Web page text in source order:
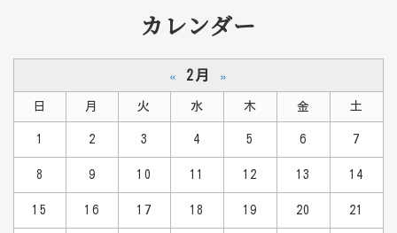
カレンダー
« 2月 »
日 月 火 水 木 金 土
1 2 3 4 5 6 7
8 9 10 11 12 13 14
15 16 17 18 19 20 21